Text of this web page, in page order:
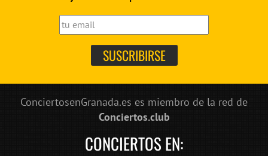
ConciertosenGranada.es es miembro de la red de
Conciertos.club
CONCIERTOS EN: